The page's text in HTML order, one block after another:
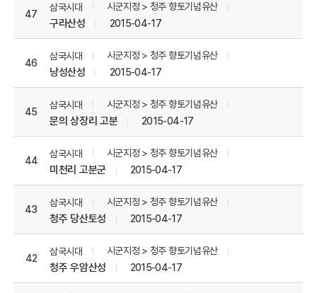
47
삼국시대 시군지정 > 청주 향토기념유산
구라산성 2015-04-17
46
삼국시대 시군지정 > 청주 향토기념유산
낭성산성 2015-04-17
45
삼국시대 시군지정 > 청주 향토기념유산
문의 상장리 고분 2015-04-17
44
삼국시대 시군지정 > 청주 향토기념유산
미천리 고분군 2015-04-17
43
삼국시대 시군지정 > 청주 향토기념유산
청주 당산토성 2015-04-17
42
삼국시대 시군지정 > 청주 향토기념유산
청주 우암산성 2015-04-17